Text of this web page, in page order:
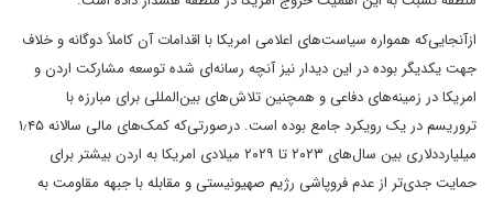
ازآنجایی‌که همواره سیاست‌های اعلامی امریکا با اقدامات آن کاملاً دوگانه و خلاف
جهت یکدیگر بوده در این دیدار نیز آنچه رسانه‌ای شده توسعه مشارکت اردن و
امریکا در زمینه‌های دفاعی و همچنین تلاش‌های بین‌المللی برای مبارزه با
تروریسم در یک رویکرد جامع بوده است. درصورتی‌که کمک‌های مالی سالانه ۱٫۴۵
میلیارددلاری بین سال‌های ۲۰۲۳ تا ۲۰۲۹ میلادی امریکا به اردن بیشتر برای
حمایت جدی‌تر از عدم فروپاشی رژیم صهیونیستی و مقابله با جبهه مقاومت به